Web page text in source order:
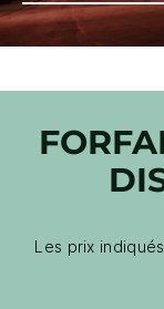
Les prix